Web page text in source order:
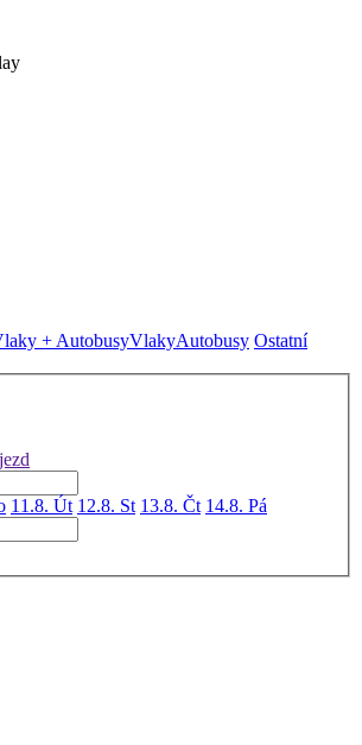
+ AutobusyVlakyAutobusy Ostatní
11.8. Út 12.8. St 13.8. Čt 14.8. Pá